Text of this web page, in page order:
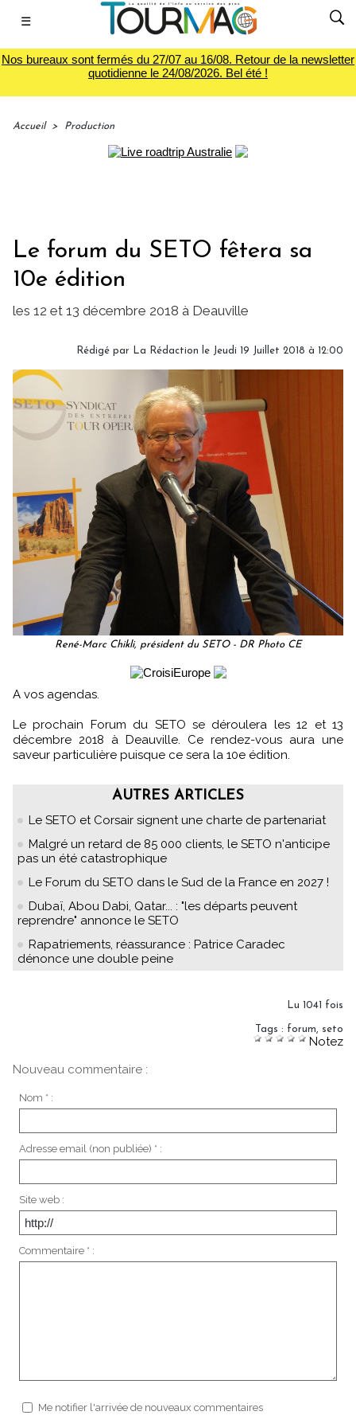
☰
Nos bureaux sont fermés du 27/07 au 16/08. Retour de la newsletter
quotidienne le 24/08/2026. Bel été !
Accueil > Production
Le forum du SETO fêtera sa
10e édition
les 12 et 13 décembre 2018 à Deauville
Rédigé par La Rédaction le Jeudi 19 Juillet 2018 à 12:00
René-Marc Chikli, président du SETO - DR Photo CE
A vos agendas.
Le prochain Forum du SETO se déroulera les 12 et 13
décembre 2018 à Deauville. Ce rendez-vous aura une
saveur particulière puisque ce sera la 10e édition.
AUTRES ARTICLES
Le SETO et Corsair signent une charte de partenariat
Malgré un retard de 85 000 clients, le SETO n'anticipe
pas un été catastrophique
Le Forum du SETO dans le Sud de la France en 2027 !
Dubaï, Abou Dabi, Qatar... : "les départs peuvent
reprendre" annonce le SETO
Rapatriements, réassurance : Patrice Caradec
dénonce une double peine
Lu 1041 fois
Tags : forum, seto
Notez
Nouveau commentaire :
Nom * :
Adresse email (non publiée) * :
Site web :
Commentaire * :
Me notifier l'arrivée de nouveaux commentaires